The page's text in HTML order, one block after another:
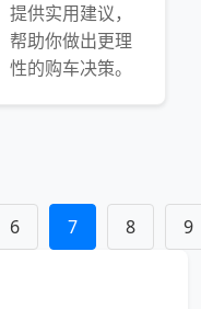
提供实用建议，
帮助你做出更理
性的购车决策。
6 7 8 9